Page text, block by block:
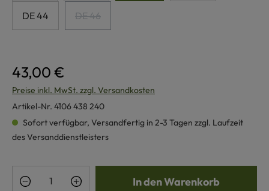
DE 44 DE 46
(Diese Option ist zurzeit nicht verfügbar.)
43,00 €
Preise inkl. MwSt. zzgl. Versandkosten
Artikel-Nr. 4106 438 240
Sofort verfügbar, Versandfertig in 2-3 Tagen zzgl. Laufzeit
des Versanddienstleisters
Produkt Anzahl: Gib den gewünschten
In den Warenkorb